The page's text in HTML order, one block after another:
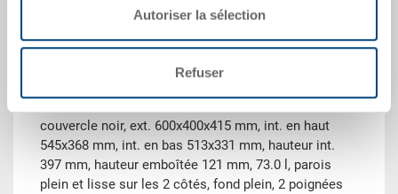
Autoriser la sélection
Refuser
couvercle noir, ext. 600x400x415 mm, int. en haut
545x368 mm, int. en bas 513x331 mm, hauteur int.
397 mm, hauteur emboîtée 121 mm, 73.0 l, parois
plein et lisse sur les 2 côtés, fond plein, 2 poignées